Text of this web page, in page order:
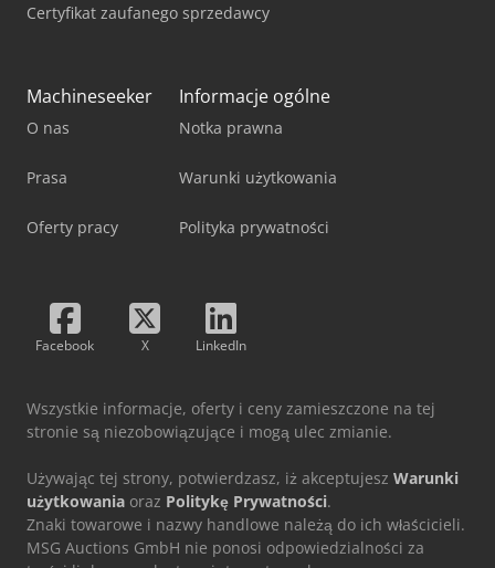
Certyfikat zaufanego sprzedawcy
Machineseeker
O nas
Prasa
Oferty pracy
Informacje ogólne
Notka prawna
Warunki użytkowania
Polityka prywatności
Facebook X LinkedIn
Wszystkie informacje, oferty i ceny zamieszczone na tej
stronie są niezobowiązujące i mogą ulec zmianie.
Używając tej strony, potwierdzasz, iż akceptujesz Warunki
użytkowania oraz Politykę Prywatności.
Znaki towarowe i nazwy handlowe należą do ich właścicieli.
MSG Auctions GmbH nie ponosi odpowiedzialności za